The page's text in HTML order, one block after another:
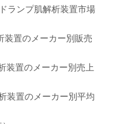
ランプ肌解析装置市場
装置のメーカー別販売
装置のメーカー別売上
装置のメーカー別平均